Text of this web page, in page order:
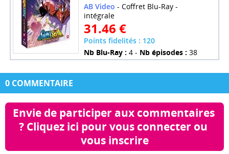
AB Video - Coffret Blu-Ray -
intégrale
31.46 €
Points fidelités : 120
Nb Blu-Ray : 4 - Nb épisodes : 38
0 COMMENTAIRE
Envie de participer aux commentaires
? Cliquez ici pour vous connecter ou
vous inscrire